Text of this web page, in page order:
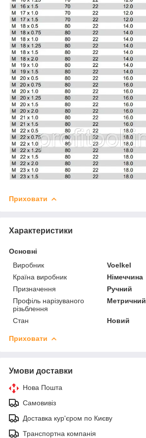
Приховати
Характеристики
Основні
Виробник
Voelkel
Країна виробник
Німеччина
Призначення
Ручний
Профіль нарізуваного
різьблення
Метричний
Стан Новий
Приховати
Умови доставки
Нова Пошта
Самовивіз
Доставка кур'єром по Києву
Транспортна компанія